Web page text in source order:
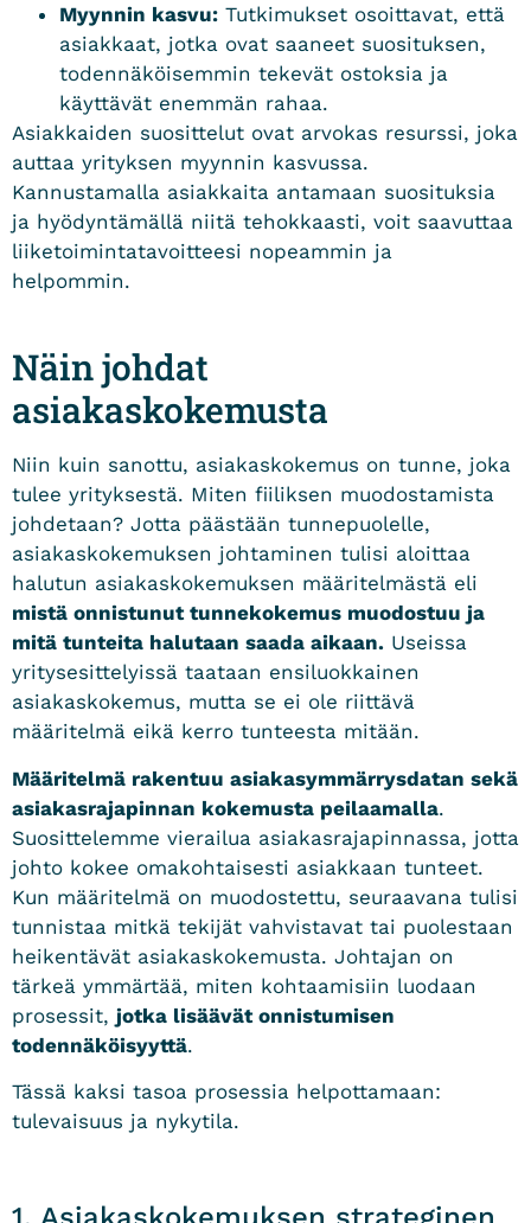
Myynnin kasvu: Tutkimukset osoittavat, että
asiakkaat, jotka ovat saaneet suosituksen,
todennäköisemmin tekevät ostoksia ja
käyttävät enemmän rahaa.
Asiakkaiden suosittelut ovat arvokas resurssi, joka
auttaa yrityksen myynnin kasvussa.
Kannustamalla asiakkaita antamaan suosituksia
ja hyödyntämällä niitä tehokkaasti, voit saavuttaa
liiketoimintatavoitteesi nopeammin ja
helpommin.
Näin johdat
asiakaskokemusta
Niin kuin sanottu, asiakaskokemus on tunne, joka
tulee yrityksestä. Miten fiiliksen muodostamista
johdetaan? Jotta päästään tunnepuolelle,
asiakaskokemuksen johtaminen tulisi aloittaa
halutun asiakaskokemuksen määritelmästä eli
mistä onnistunut tunnekokemus muodostuu ja
mitä tunteita halutaan saada aikaan. Useissa
yritysesittelyissä taataan ensiluokkainen
asiakaskokemus, mutta se ei ole riittävä
määritelmä eikä kerro tunteesta mitään.
Määritelmä rakentuu asiakasymmärrysdatan sekä
asiakasrajapinnan kokemusta peilaamalla.
Suosittelemme vierailua asiakasrajapinnassa, jotta
johto kokee omakohtaisesti asiakkaan tunteet.
Kun määritelmä on muodostettu, seuraavana tulisi
tunnistaa mitkä tekijät vahvistavat tai puolestaan
heikentävät asiakaskokemusta. Johtajan on
tärkeä ymmärtää, miten kohtaamisiin luodaan
prosessit, jotka lisäävät onnistumisen
todennäköisyyttä.
Tässä kaksi tasoa prosessia helpottamaan:
tulevaisuus ja nykytila.